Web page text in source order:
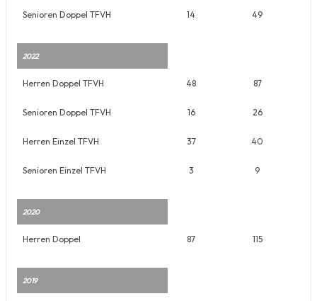
Senioren Doppel TFVH 14 49
2022
Herren Doppel TFVH 48 87
Senioren Doppel TFVH 16 26
Herren Einzel TFVH 37 40
Senioren Einzel TFVH 3 9
2020
Herren Doppel 87 115
2019